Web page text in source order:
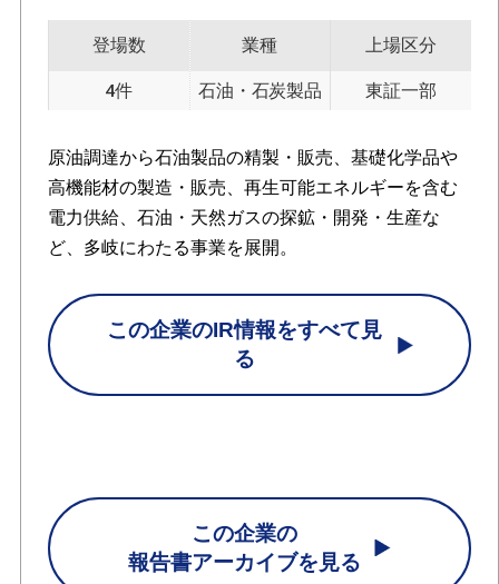
登場数
4件
業種
石油・石炭製品
上場区分
東証一部
原油調達から石油製品の精製・販売、基礎化学品や
高機能材の製造・販売、再生可能エネルギーを含む
電力供給、石油・天然ガスの探鉱・開発・生産な
ど、多岐にわたる事業を展開。
この企業のIR情報をすべて見
る
この企業の
報告書アーカイブを見る